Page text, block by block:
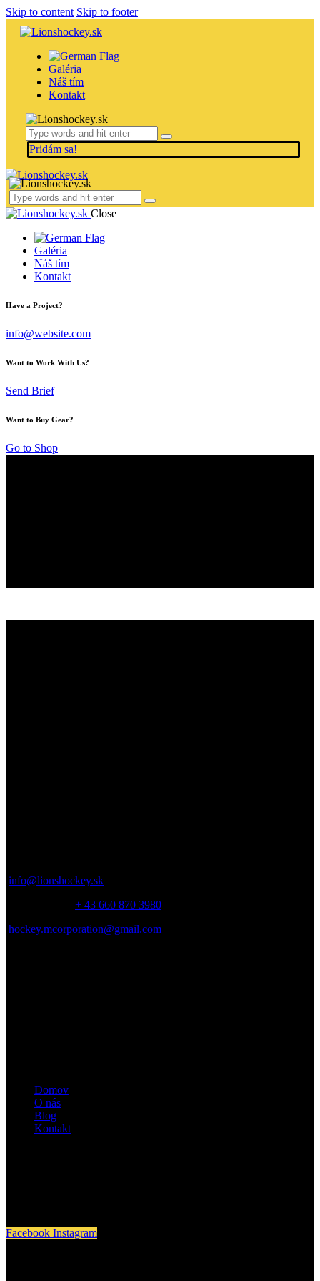
Skip to content Skip to footer
Galéria
Náš tím
Kontakt
Pridám sa!
Close
Galéria
Náš tím
Kontakt
Have a Project?
info@website.com
Want to Work With Us?
Send Brief
Want to Buy Gear?
Go to Shop
info@lionshockey.sk
+ 43 660 870 3980
hockey.mcorporation@gmail.com
Domov
O nás
Blog
Kontakt
Facebook Instagram